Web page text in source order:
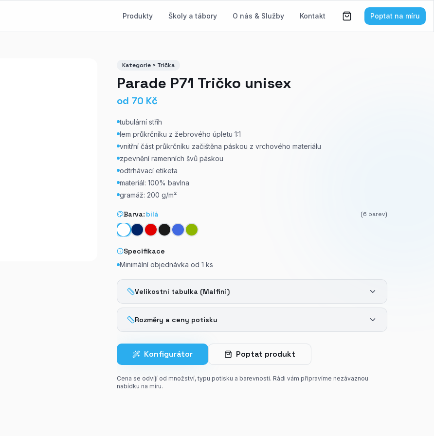
Produkty Školy a tábory O nás & Služby Kontakt Poptat na míru
Kategorie > Trička
Parade P71 Tričko unisex
od 70 Kč
tubulární střih
lem průkrčníku z žebrového úpletu 1:1
vnitřní část průkrčníku začištěna páskou z vrchového materiálu
zpevnění ramenních švů páskou
odtrhávací etiketa
materiál: 100% bavlna
gramáž: 200 g/m²
Barva: bílá (6 barev)
Specifikace
Minimální objednávka od 1 ks
Velikostní tabulka (Malfini)
Rozměry a ceny potisku
Konfigurátor Poptat produkt
Cena se odvíjí od množství, typu potisku a barevnosti. Rádi vám připravíme nezávaznou
nabídku na míru.